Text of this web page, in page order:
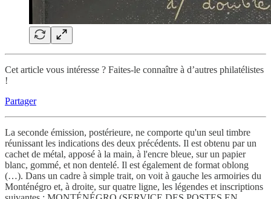
Cet article vous intéresse ? Faites-le connaître à d’autres philatélistes
!
Partager
La seconde émission, postérieure, ne comporte qu'un seul timbre
réunissant les indications des deux précédents. Il est obtenu par un
cachet de métal, apposé à la main, à l'encre bleue, sur un papier
blanc, gommé, et non dentelé. Il est également de format oblong
(…). Dans un cadre à simple trait, on voit à gauche les armoiries du
Monténégro et, à droite, sur quatre ligne, les légendes et inscriptions